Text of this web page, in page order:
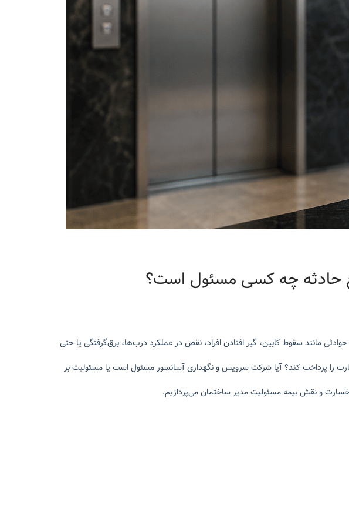
حادثه چه کسی مسئول است؟
مانند سقوط کابین، گیر افتادن افراد، نقص در عملکرد درب‌ها، برق‌گرفتگی یا حتی
را پرداخت کند؟ آیا شرکت سرویس و نگهداری آسانسور مسئول است یا مسئولیت بر
خسارت و نقش بیمه مسئولیت مدیر ساختمان می‌پردازیم.